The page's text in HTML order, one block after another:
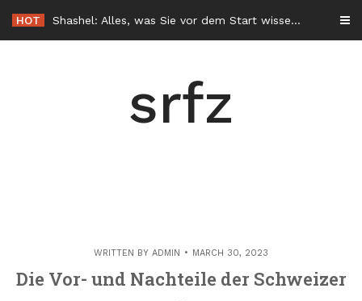
content
HOT Shashel: Alles, was Sie vor dem Start wissen sollten
srfz
WRITTEN BY ADMIN MARCH 30, 2023
Die Vor- und Nachteile der Schweizer